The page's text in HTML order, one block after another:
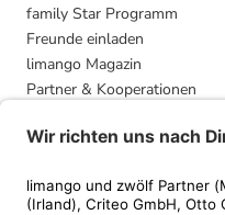
family Star Programm
Freunde einladen
limango Magazin
Partner & Kooperationen
Presse